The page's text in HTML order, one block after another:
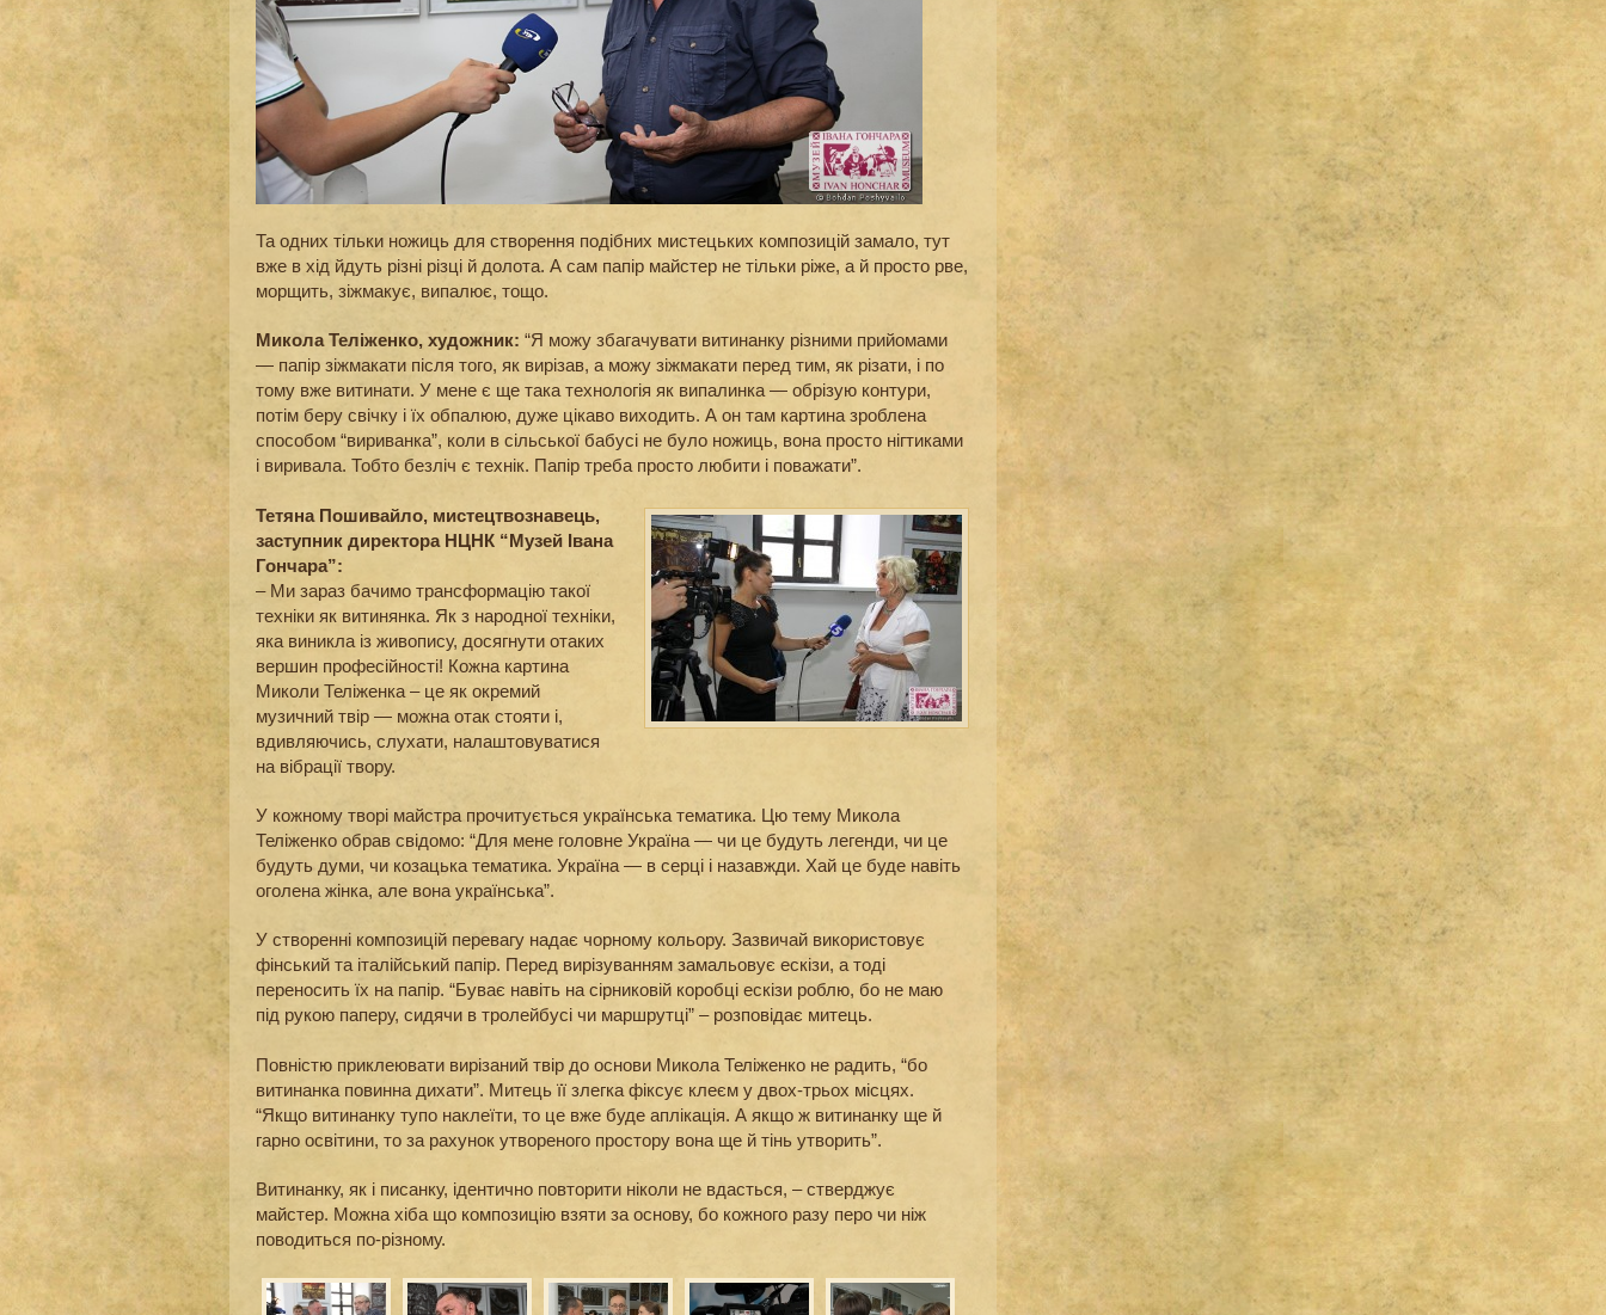
Та одних тільки ножиць для створення подібних мистецьких композицій замало, тут
вже в хід йдуть різні різці й долота. А сам папір майстер не тільки ріже, а й просто рве,
морщить, зіжмакує, випалює, тощо.
Микола Теліженко, художник: “Я можу збагачувати витинанку різними прийомами
— папір зіжмакати після того, як вирізав, а можу зіжмакати перед тим, як різати, і по
тому вже витинати. У мене є ще така технологія як випалинка — обрізую контури,
потім беру свічку і їх обпалюю, дуже цікаво виходить. А он там картина зроблена
способом “вириванка”, коли в сільської бабусі не було ножиць, вона просто нігтиками
і виривала. Тобто безліч є технік. Папір треба просто любити і поважати”.
Тетяна Пошивайло, мистецтвознавець,
заступник директора НЦНК “Музей Івана
Гончара”:
– Ми зараз бачимо трансформацію такої
техніки як витинянка. Як з народної техніки,
яка виникла із живопису, досягнути отаких
вершин професійності! Кожна картина
Миколи Теліженка – це як окремий
музичний твір — можна отак стояти і,
вдивляючись, слухати, налаштовуватися
на вібрації твору.
У кожному творі майстра прочитується українська тематика. Цю тему Микола
Теліженко обрав свідомо: “Для мене головне Україна — чи це будуть легенди, чи це
будуть думи, чи козацька тематика. Україна — в серці і назавжди. Хай це буде навіть
оголена жінка, але вона українська”.
У створенні композицій перевагу надає чорному кольору. Зазвичай використовує
фінський та італійський папір. Перед вирізуванням замальовує ескізи, а тоді
переносить їх на папір. “Буває навіть на сірниковій коробці ескізи роблю, бо не маю
під рукою паперу, сидячи в тролейбусі чи маршрутці” – розповідає митець.
Повністю приклеювати вирізаний твір до основи Микола Теліженко не радить, “бо
витинанка повинна дихати”. Митець її злегка фіксує клеєм у двох-трьох місцях.
“Якщо витинанку тупо наклеїти, то це вже буде аплікація. А якщо ж витинанку ще й
гарно освітини, то за рахунок утвореного простору вона ще й тінь утворить”.
Витинанку, як і писанку, ідентично повторити ніколи не вдасться, – стверджує
майстер. Можна хіба що композицію взяти за основу, бо кожного разу перо чи ніж
поводиться по-різному.